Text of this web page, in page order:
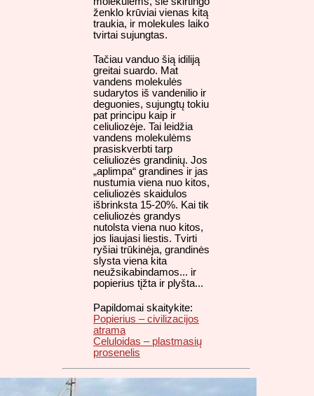
ženklo krūviai vienas kitą
traukia, ir molekules laiko
tvirtai sujungtas.
Tačiau vanduo šią idiliją
greitai suardo. Mat
vandens molekulės
sudarytos iš vandenilio ir
deguonies, sujungtų tokiu
pat principu kaip ir
celiuliozėje. Tai leidžia
vandens molekulėms
prasiskverbti tarp
celiuliozės grandinių. Jos
„aplimpa“ grandines ir jas
nustumia viena nuo kitos,
celiuliozės skaidulos
išbrinksta 15-20%. Kai tik
celiuliozės grandys
nutolsta viena nuo kitos,
jos liaujasi liestis. Tvirti
ryšiai trūkinėja, grandinės
slysta viena kita
neužsikabindamos... ir
popierius tįžta ir plyšta...
Papildomai skaitykite:
Popierius – civilizacijos
atrama
Celuloidas – plastmasių
prosenelis